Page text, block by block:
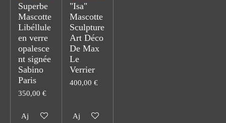
Superbe
Mascotte
Libéllule
en verre
opalesce
nt signée
Sabino
Paris
350,00 €
Ajouter au panier
"Isa"
Mascotte
Sculpture
Art Déco
De Max
Le
Verrier
400,00 €
Ajouter au panier